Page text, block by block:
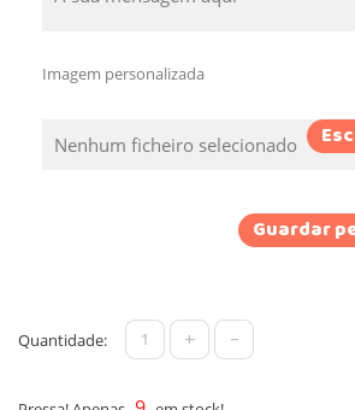
Imagem personalizada
Nenhum ficheiro selecionado
Guardar
Quantidade: + -